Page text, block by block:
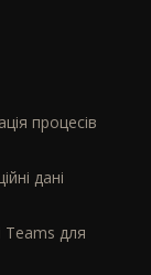
процесів
дані
Teams для